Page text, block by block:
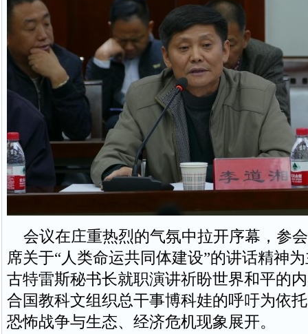
会议在庄重热烈的气氛中拉开序幕，参
席关于“人类命运共同体建设”的讲话精神
古特雷斯秘书长就职演讲祈盼世界和平的
合国教科文组织总干事博科娃的呼吁为依
恐怖战争与生态、经济危机现象展开。